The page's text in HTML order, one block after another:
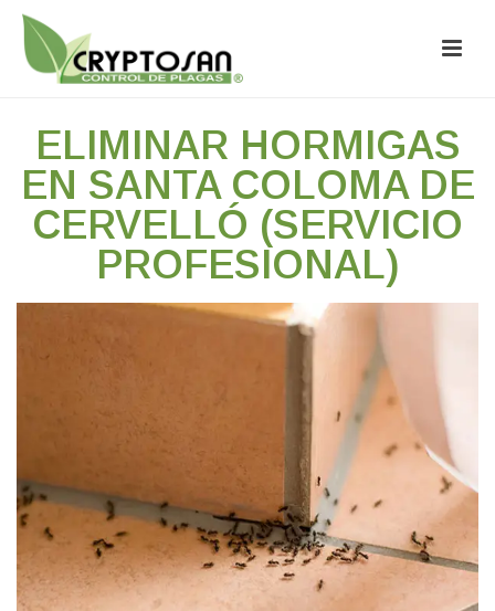
ELIMINAR HORMIGAS
EN SANTA COLOMA DE
CERVELLÓ (SERVICIO
PROFESIONAL)